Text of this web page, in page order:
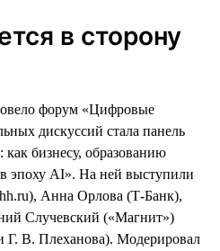
в сторону
форум «Цифровые
дискуссий стала панель
бизнесу, образованию
в эпоху AI». На ней выступили
Анна Орлова (Т-Банк),
Случевский («Магнит»)
В. Плеханова). Модерировал